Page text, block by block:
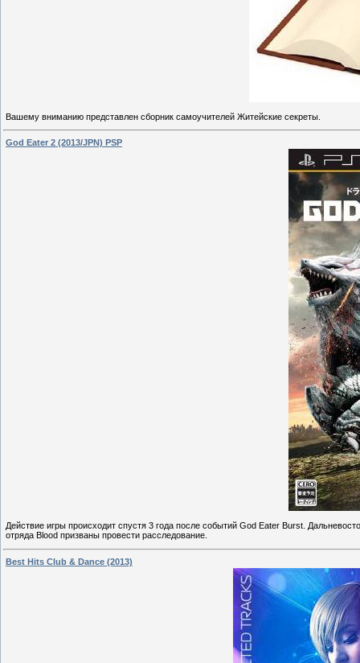
Вашему вниманию представлен сборник самоучителей Житейские секреты.
God Eater 2 (2013/JPN) PSP
Действие игры происходит спустя 3 года после событий God Eater Burst.
отряда Blood призваны провести расследование.
Best Hits Club & Dance (2013)